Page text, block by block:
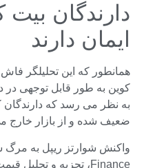
دارندگان
ایمان دارند
همانطور که این تحلیلگر
کوین به طور قابل توجهی
به نظر می رسد که دارندگان
ضعیف شده و از بازار خارج